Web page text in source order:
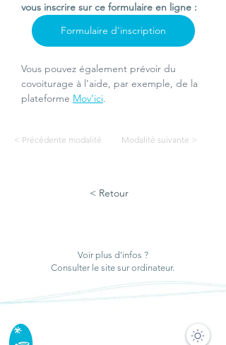
vous inscrire sur ce formulaire en ligne :
Formulaire d'inscription
Vous pouvez également prévoir du
covoiturage à l’aide, par exemple, de la
plateforme Mov’ici.
< Précédente modalité Modalité suivante >
< Retour
Voir plus d'infos ?
Consulter le site sur ordinateur.